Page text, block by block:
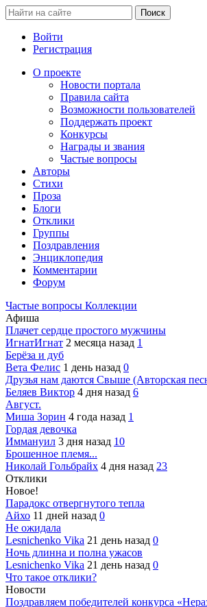
Войти
Регистрация
О проекте
Новости портала
Правила сайта
Возможности пользователей
Поддержать проект
Конкурсы
Награды и звания
Частые вопросы
Авторы
Стихи
Проза
Блоги
Отклики
Группы
Поздравления
Энциклопедия
Комментарии
Форум
Частые вопросы Коллекции
Афиша
Плачет сердце простого мужчины
ИгнатИгнат 2 месяца назад 1
Берёза и дуб
Вета Фелис 1 день назад 0
Друзья нам даются Свыше (Авторская
Беляев Виктор 4 дня назад 6
Август.
Миша Зорин 4 года назад 1
Гордая девочка
Иммануил 3 дня назад 10
Брошенное племя...
Николай Гольбрайх 4 дня назад 23
Отклики
Новое!
Парадокс отвергнутого тепла
Айхо 11 дней назад 0
Не ожидала
Lesnichenko Vika 21 день назад 0
Ночь длинна и полна ужасов
Lesnichenko Vika 21 день назад 0
Что такое отклики?
Новости
Поздравляем победителей конкурса